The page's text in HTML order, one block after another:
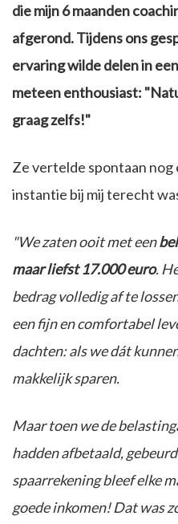
die mijn 6 maanden
afgerond. Tijdens ons
ervaring wilde delen in
meteen enthousiast:
graag zelfs!"
Ze vertelde spontaan nog
instantie bij mij terecht
"We zaten ooit met een
maar liefst 17.000 euro.
bedrag volledig af te
een fijn en comfortabel
dachten: als we dát
makkelijk sparen.
Maar toen we de
hadden afbetaald,
spaarrekening bleef elke
goede inkomen! Dat was